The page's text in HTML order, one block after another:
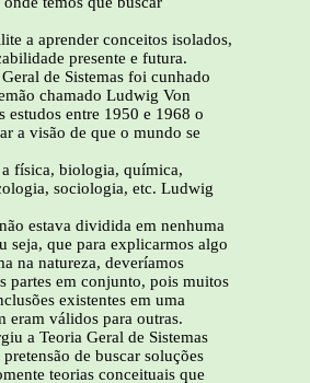
a aprender conceitos isolados,
presente e futura.
de Sistemas foi cunhado
chamado Ludwig Von
estudos entre 1950 e 1968 o
a visão de que o mundo se
a física, biologia, química,
sociologia, etc. Ludwig
estava dividida em nenhuma
seja, que para explicarmos algo
na natureza, deveríamos
partes em conjunto, pois muitos
existentes em uma
eram válidos para outras.
a Teoria Geral de Sistemas
de buscar soluções
teorias conceituais que